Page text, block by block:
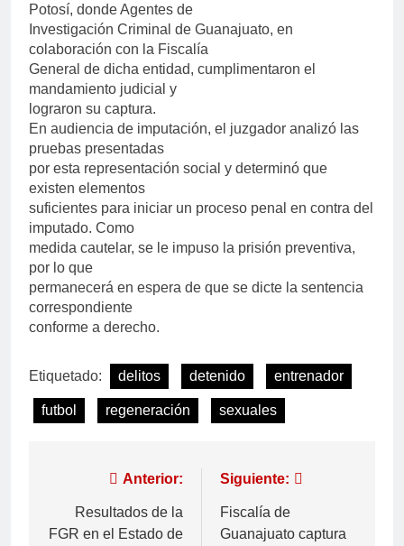
Potosí, donde Agentes de
Investigación Criminal de Guanajuato, en
colaboración con la Fiscalía
General de dicha entidad, cumplimentaron el
mandamiento judicial y
lograron su captura.
En audiencia de imputación, el juzgador analizó las
pruebas presentadas
por esta representación social y determinó que
existen elementos
suficientes para iniciar un proceso penal en contra del
imputado. Como
medida cautelar, se le impuso la prisión preventiva,
por lo que
permanecerá en espera de que se dicte la sentencia
correspondiente
conforme a derecho.
Etiquetado: delitos detenido entrenador
futbol regeneración sexuales
Anterior:
Resultados de la
FGR en el Estado de
Siguiente:
Fiscalía de
Guanajuato captura